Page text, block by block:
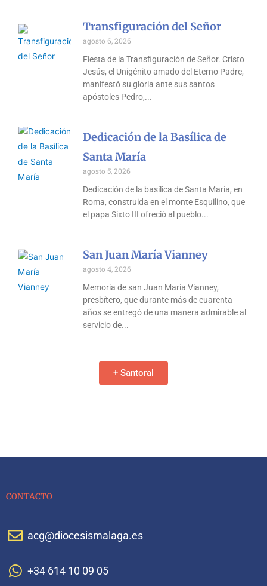
Transfiguración del Señor
agosto 6, 2026
Fiesta de la Transfiguración de Señor. Cristo
Jesús, el Unigénito amado del Eterno Padre,
manifestó su gloria ante sus santos
apóstoles Pedro,
Dedicación de la Basílica de
Santa María
agosto 5, 2026
Dedicación de la basílica de Santa María, en
Roma, construida en el monte Esquilino, que
el papa Sixto III ofreció al pueblo
San Juan María Vianney
agosto 4, 2026
Memoria de san Juan María Vianney,
presbítero, que durante más de cuarenta
años se entregó de una manera admirable al
servicio de
+ Santoral
CONTACTO
acg@diocesismalaga.es
+34 614 10 09 05